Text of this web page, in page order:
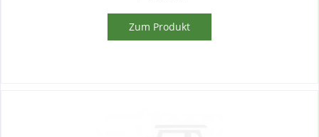
Zum Produkt